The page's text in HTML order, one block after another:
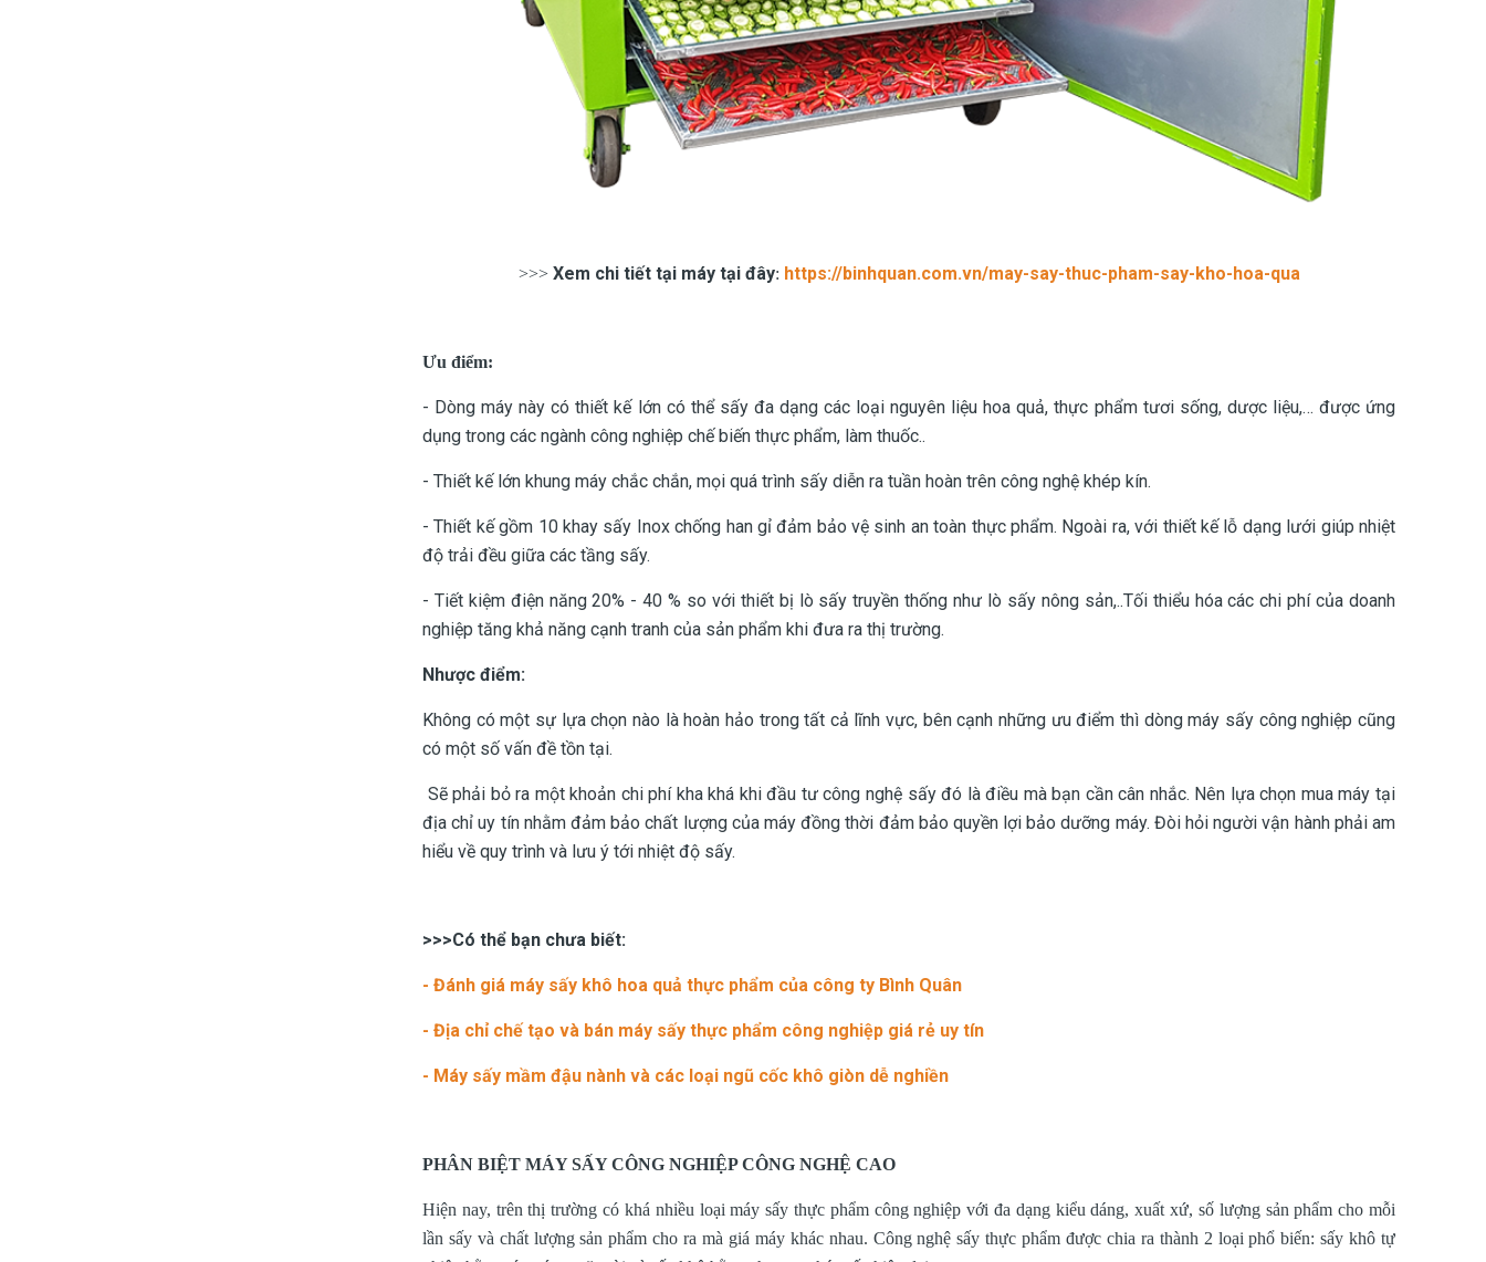
>>> Xem chi tiết tại máy tại đây: https://binhquan.com.vn/may-say-thuc-pham-say-kho-hoa-qua
Ưu điểm:
- Dòng máy này có thiết kế lớn có thể sấy đa dạng các loại nguyên liệu hoa quả, thực phẩm tươi sống, dược liệu,… được ứng
dụng trong các ngành công nghiệp chế biến thực phẩm, làm thuốc..
- Thiết kế lớn khung máy chắc chắn, mọi quá trình sấy diễn ra tuần hoàn trên công nghệ khép kín.
- Thiết kế gồm 10 khay sấy Inox chống han gỉ đảm bảo vệ sinh an toàn thực phẩm. Ngoài ra, với thiết kế lỗ dạng lưới giúp nhiệt
độ trải đều giữa các tầng sấy.
- Tiết kiệm điện năng 20% - 40 % so với thiết bị lò sấy truyền thống như lò sấy nông sản,..Tối thiểu hóa các chi phí của doanh
nghiệp tăng khả năng cạnh tranh của sản phẩm khi đưa ra thị trường.
Nhược điểm:
Không có một sự lựa chọn nào là hoàn hảo trong tất cả lĩnh vực, bên cạnh những ưu điểm thì dòng máy sấy công nghiệp cũng
có một số vấn đề tồn tại.
Sẽ phải bỏ ra một khoản chi phí kha khá khi đầu tư công nghệ sấy đó là điều mà bạn cần cân nhắc. Nên lựa chọn mua máy tại
địa chỉ uy tín nhằm đảm bảo chất lượng của máy đồng thời đảm bảo quyền lợi bảo dưỡng máy. Đòi hỏi người vận hành phải am
hiểu về quy trình và lưu ý tới nhiệt độ sấy.
>>>Có thể bạn chưa biết:
- Đánh giá máy sấy khô hoa quả thực phẩm của công ty Bình Quân
- Địa chỉ chế tạo và bán máy sấy thực phẩm công nghiệp giá rẻ uy tín
- Máy sấy mầm đậu nành và các loại ngũ cốc khô giòn dễ nghiền
PHÂN BIỆT MÁY SẤY CÔNG NGHIỆP CÔNG NGHỆ CAO
Hiện nay, trên thị trường có khá nhiều loại máy sấy thực phẩm công nghiệp với đa dạng kiểu dáng, xuất xứ, số lượng sản phẩm cho mỗi
lần sấy và chất lượng sản phẩm cho ra mà giá máy khác nhau. Công nghệ sấy thực phẩm được chia ra thành 2 loại phổ biến: sấy khô tự